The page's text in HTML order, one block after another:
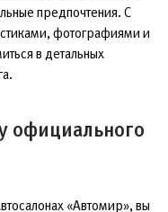
предпочтения. С
фотографиями и
в детальных
официального
«Автомир», вы